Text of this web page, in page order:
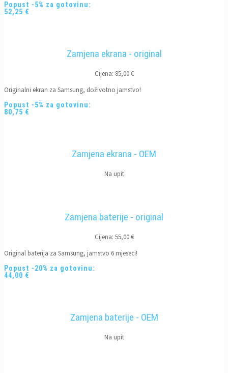
Popust -5% za gotovinu:
52,25 €
Zamjena ekrana - original
Cijena: 85,00 €
Originalni ekran za Samsung, doživotno jamstvo!
Popust -5% za gotovinu:
80,75 €
Zamjena ekrana - OEM
Na upit
Zamjena baterije - original
Cijena: 55,00 €
Original baterija za Samsung, jamstvo 6 mjeseci!
Popust -20% za gotovinu:
44,00 €
Zamjena baterije - OEM
Na upit